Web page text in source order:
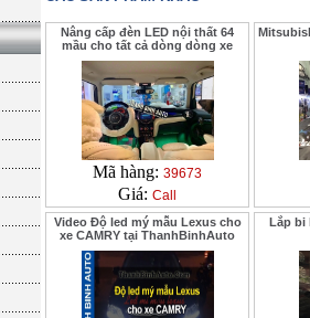
Nâng cấp đèn LED nội thất 64
mầu cho tất cả dòng dòng xe
Mã hàng: 39673
Giá: Call
Video Độ led mý mẫu Lexus cho
xe CAMRY tại ThanhBinhAuto
Lắp bi